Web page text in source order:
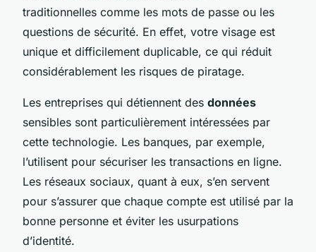
traditionnelles comme les mots de passe ou les
questions de sécurité. En effet, votre visage est
unique et difficilement duplicable, ce qui réduit
considérablement les risques de piratage.
Les entreprises qui détiennent des données
sensibles sont particulièrement intéressées par
cette technologie. Les banques, par exemple,
l’utilisent pour sécuriser les transactions en ligne.
Les réseaux sociaux, quant à eux, s’en servent
pour s’assurer que chaque compte est utilisé par la
bonne personne et éviter les usurpations
d’identité.